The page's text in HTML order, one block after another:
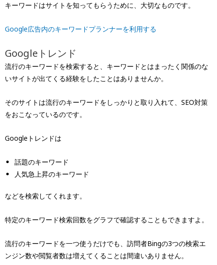
キーワードはサイトを知ってもらうために、大切なものです。
Google広告内のキーワードプランナーを利用する
Googleトレンド
流行のキーワードを検索すると、キーワードとはまったく関係のな
いサイトが出てくる経験をしたことはありませんか。
そのサイトは流行のキーワードをしっかりと取り入れて、SEO対策
をおこなっているのです。
Googleトレンドは
話題のキーワード
人気急上昇のキーワード
などを検索してくれます。
特定のキーワード検索回数をグラフで確認することもできますよ。
流行のキーワードを一つ使うだけでも、訪問者Bingの3つの検索エ
ンジン数や閲覧者数は増えてくることは間違いありません。